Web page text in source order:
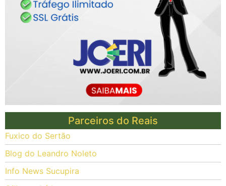
Parceiros do Reais
Fuxico do Sertão
Blog do Leandro Noleto
Info News Sucupira